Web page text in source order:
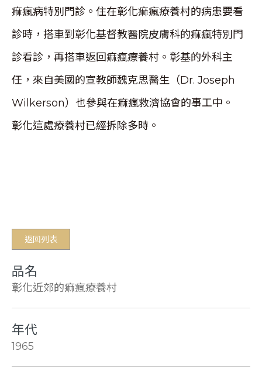
痲瘋病特別門診。住在彰化痲瘋療養村的病患要看
診時，搭車到彰化基督教醫院皮膚科的痲瘋特別門
診看診，再搭車返回痲瘋療養村。彰基的外科主
任，來自美國的宣教師魏克思醫生（Dr. Joseph
Wilkerson）也參與在痲瘋救濟協會的事工中。
彰化這處療養村已經拆除多時。
返回列表
品名
彰化近郊的痲瘋療養村
年代
1965